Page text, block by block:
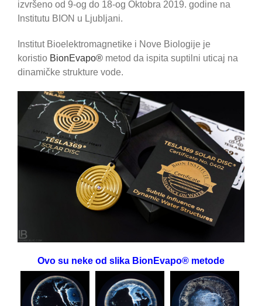
izvršeno od 9-og do 18-og Oktobra 2019. godine na
Institutu BION u Ljubljani.
Institut Bioelektromagnetike i Nove Biologije je
koristio BionEvapo®metod da ispita suptilni uticaj na
dinamičke strukture vode.
Ovo su neke od slika BionEvapo® metode